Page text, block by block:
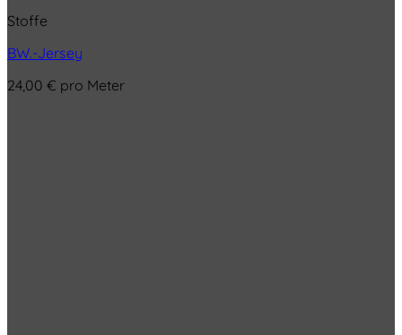
Stoffe
BW.-Jersey
24,00 € pro Meter